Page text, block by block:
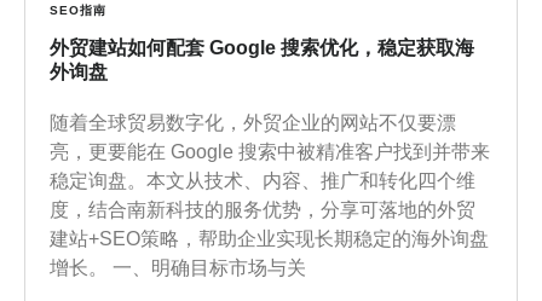
SEO指南
外贸建站如何配套 Google 搜索优化，稳定获取海
外询盘
随着全球贸易数字化，外贸企业的网站不仅要漂
亮，更要能在 Google 搜索中被精准客户找到并带来
稳定询盘。本文从技术、内容、推广和转化四个维
度，结合南新科技的服务优势，分享可落地的外贸
建站+SEO策略，帮助企业实现长期稳定的海外询盘
增长。 一、明确目标市场与关